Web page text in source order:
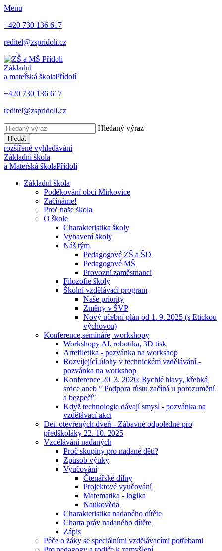
Menu
+420 730 136 617
reditel@zspridoli.cz
Základní
a mateřská školaPřídolí
+420 730 136 617
reditel@zspridoli.cz
Hledaný výraz
Hledat
rozšířené vyhledávání
Základní škola
a Mateřská školaPřídolí
Základní škola
Poděkování obci Mirkovice
Začínáme!
Proč naše škola
O škole
Charakteristika školy
Vybavení školy
Náš tým
Pedagogové ZŠ a ŠD
Pedagogové MŠ
Provozní zaměstnanci
Filozofie školy
Školní vzdělávací program
Naše priority
Změny v ŠVP
Nový učební plán od 1. 9. 2025 (s Etickou
výchovou)
Konference,semináře, workshopy
Workshopy AI, robotika, 3D tisk
Artefiletika - pozvánka na workshop
Rozvíjející úlohy v technickém vzdělávání -
pozvánka na workshop
Konference 20. 3. 2026: Rychlé hlavy, křehká
srdce aneb " Podpora růstu začíná u porozumění
a bezpečí"
Když technologie dávají smysl - pozvánka na
vzdělávací akci
Den otevřených dveří - Zábavné odpoledne pro
předškoláky 22. 10. 2025
Vzdělávání nadaných
Proč skupiny pro nadané děti?
Způsob výuky
Vyučování
Čtenářské dílny
Projektové vyučování
Matematika - logika
Naukověda
Charakteristika nadaného dítěte
Charta práv nadaného dítěte
Zápis
Péče o žáky se speciálními vzdělávacími potřebami
Pro pedagogy a rodiče k zamyšlení